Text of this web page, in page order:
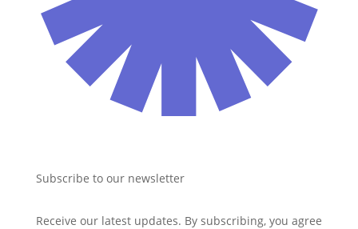
Subscribe to our newsletter
Receive our latest updates. By subscribing, you agree